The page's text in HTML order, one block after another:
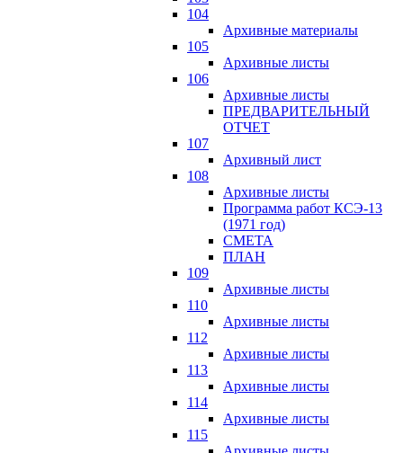
104
Архивные материалы
105
Архивные листы
106
Архивные листы
ПРЕДВАРИТЕЛЬНЫЙ
ОТЧЕТ
107
Архивный лист
108
Архивные листы
Программа работ КСЭ-13
(1971 год)
СМЕTA
ПЛАН
109
Архивные листы
110
Архивные листы
112
Архивные листы
113
Архивные листы
114
Архивные листы
115